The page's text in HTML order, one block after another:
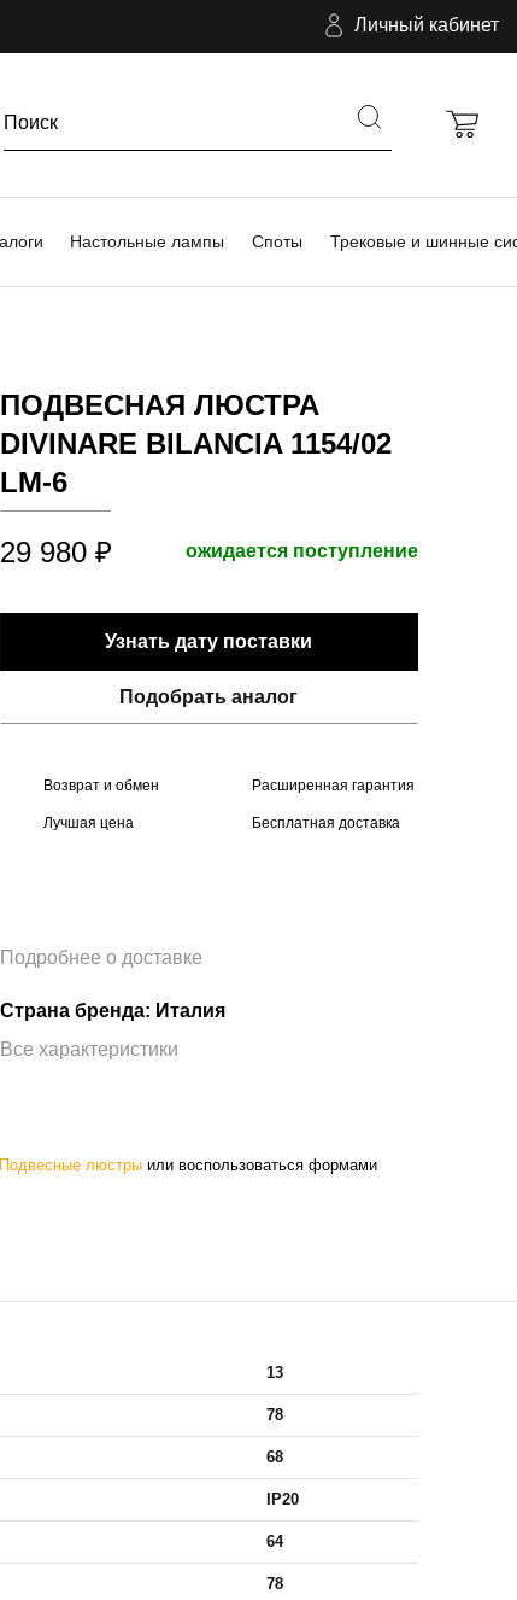
Личный кабинет
Настольные лампы Споты Трековые и шинные
ПОДВЕСНАЯ ЛЮСТРА
DIVINARE BILANCIA 1154/02
LM-6
29 980 ₽ ожидается поступление
Узнать дату поставки
Подобрать аналог
Возврат и обмен Расширенная гарантия
Лучшая цена Бесплатная доставка
Подробнее о доставке
Страна бренда: Италия
Все характеристики
Подвесные люстры или воспользоваться формами
13
78
68
IP20
64
78